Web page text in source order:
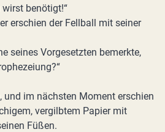
wirst benötigt!“
erschien der Fellball mit seiner
seines Vorgesetzten bemerkte,
und im nächsten Moment erschien
vergilbtem Papier mit
Füßen.